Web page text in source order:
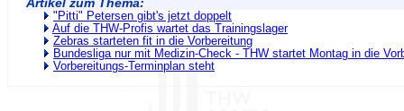
"Pitti" Petersen gibt's jetzt doppelt
Auf die THW-Profis wartet das Trainingslager
Zebras starteten fit in die Vorbereitung
Bundesliga nur mit Medizin-Check - THW startet Montag in die
Vorbereitungs-Terminplan steht